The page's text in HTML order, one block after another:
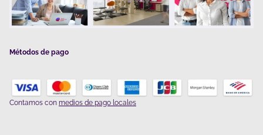
Métodos de pago
Contamos con medios de pago locales